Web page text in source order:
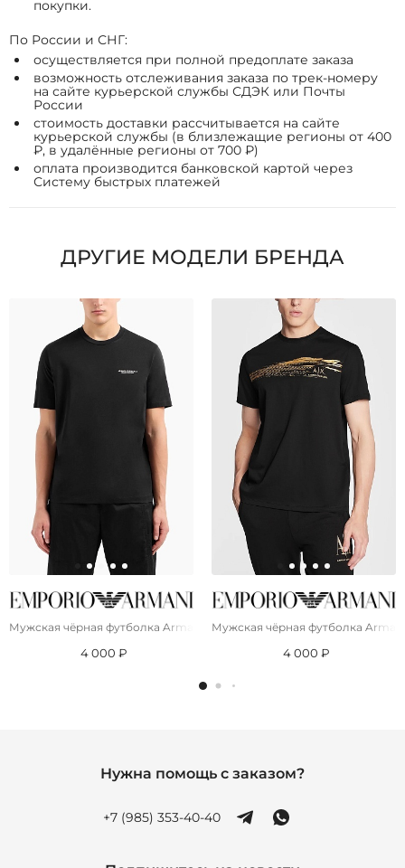
покупки.
По России и СНГ:
осуществляется при полной предоплате заказа
возможность отслеживания заказа по трек-номеру
на сайте курьерской службы СДЭК или Почты
России
стоимость доставки рассчитывается на сайте
курьерской службы (в близлежащие регионы от 400
₽, в удалённые регионы от 700 ₽)
оплата производится банковской картой через
Систему быстрых платежей
ДРУГИЕ МОДЕЛИ БРЕНДА
Мужская чёрная футболка Armani Exchange "Milano New York"
4 000 ₽
Мужская чёрная футболка
4 000 ₽
Нужна помощь с заказом?
+7 (985) 353-40-40